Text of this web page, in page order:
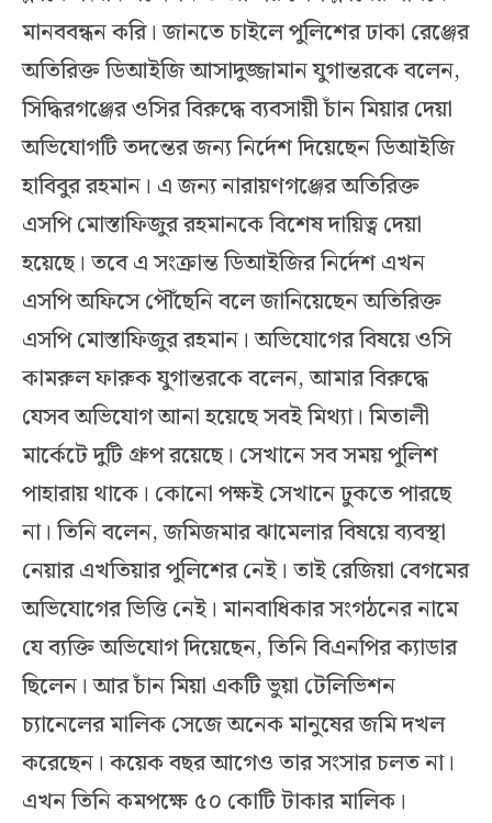
মানববন্ধন করি। জানতে চাইলে পুলিশের ঢাকা রেঞ্জের
অতিরিক্ত ডিআইজি আসাদুজ্জামান যুগান্তরকে বলেন,
সিদ্ধিরগঞ্জের ওসির বিরুদ্ধে ব্যবসায়ী চাঁন মিয়ার দেয়া
অভিযোগটি তদন্তের জন্য নির্দেশ দিয়েছেন ডিআইজি
হাবিবুর রহমান। এ জন্য নারায়ণগঞ্জের অতিরিক্ত
এসপি মোস্তাফিজুর রহমানকে বিশেষ দায়িত্ব দেয়া
হয়েছে। তবে এ সংক্রান্ত ডিআইজির নির্দেশ এখন
এসপি অফিসে পৌঁছেনি বলে জানিয়েছেন অতিরিক্ত
এসপি মোস্তাফিজুর রহমান। অভিযোগের বিষয়ে ওসি
কামরুল ফারুক যুগান্তরকে বলেন, আমার বিরুদ্ধে
যেসব অভিযোগ আনা হয়েছে সবই মিথ্যা। মিতালী
মার্কেটে দুটি গ্রুপ রয়েছে। সেখানে সব সময় পুলিশ
পাহারায় থাকে। কোনো পক্ষই সেখানে ঢুকতে পারছে
না। তিনি বলেন, জমিজমার ঝামেলার বিষয়ে ব্যবস্থা
নেয়ার এখতিয়ার পুলিশের নেই। তাই রেজিয়া বেগমের
অভিযোগের ভিত্তি নেই। মানবাধিকার সংগঠনের নামে
যে ব্যক্তি অভিযোগ দিয়েছেন, তিনি বিএনপির ক্যাডার
ছিলেন। আর চাঁন মিয়া একটি ভুয়া টেলিভিশন
চ্যানেলের মালিক সেজে অনেক মানুষের জমি দখল
করেছেন। কয়েক বছর আগেও তার সংসার চলত না।
এখন তিনি কমপক্ষে ৫০ কোটি টাকার মালিক।